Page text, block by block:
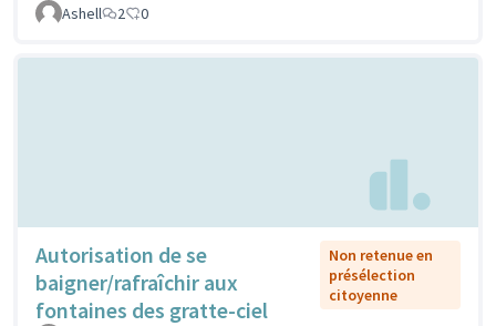
Ashell
2 0
Autorisation de se
baigner/rafraîchir aux
fontaines des gratte-ciel
Non retenue en
présélection
citoyenne